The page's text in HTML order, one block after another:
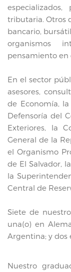
tributaria. Otros
bancario,
organismos
pensamiento en
En el sector
asesores,
de Economía,
Defensoría del
Exteriores, la
General de la
el Organismo
de El Salvador,
la
Central de
Siete de
una(o) en
Argentina; y dos
Nuestro